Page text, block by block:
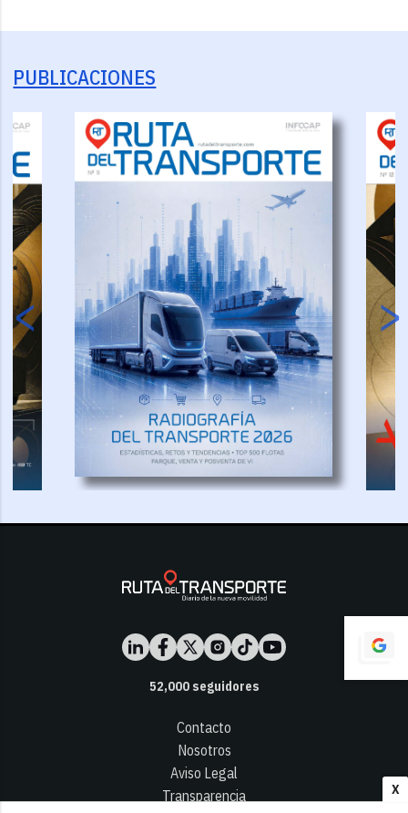
X
PUBLICACIONES
52,000seguidores
Contacto
Nosotros
Aviso Legal
Transparencia